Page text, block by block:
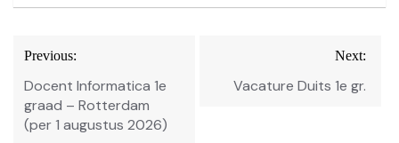
Bericht
navigatie
Previous:
Docent Informatica 1e
graad – Rotterdam
(per 1 augustus 2026)
Next:
Vacature Duits 1e gr.